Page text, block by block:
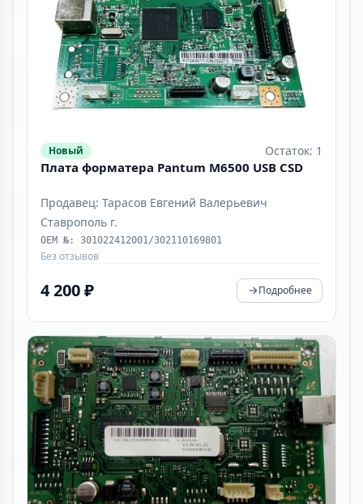
Новый Остаток: 1
Плата форматера Pantum M6500 USB CSD
Продавец: Тарасов Евгений Валерьевич
Ставрополь г.
OEM №: 301022412001/302110169801
Без отзывов
4 200 ₽ Подробнее